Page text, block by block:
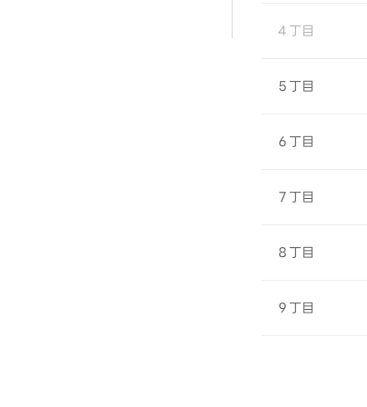
４丁目
５丁目
６丁目
７丁目
８丁目
９丁目